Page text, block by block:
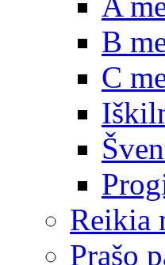
B
C
Reikia
Prašo